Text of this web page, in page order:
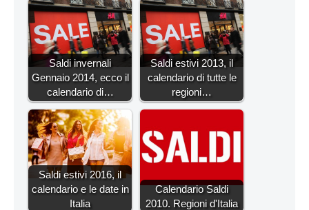
Saldi invernali
Gennaio 2014, ecco il
calendario di…
Saldi estivi 2013, il
calendario di tutte le
regioni…
Saldi estivi 2016, il
calendario e le date in
Italia
Calendario Saldi
2010. Regioni d'Italia